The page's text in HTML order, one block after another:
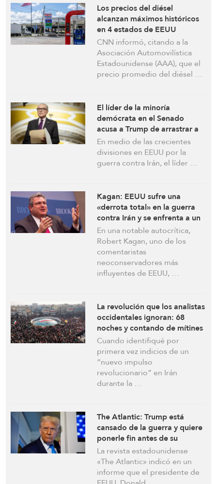
Los precios del diésel
alcanzan máximos históricos
en 4 estados de EEUU
CNN informó, citando a la
Asociación Automovilística
Estadounidense (AAA), que el
precio promedio del diésel …
El líder de la minoría
demócrata en el Senado
acusa a Trump de arrastrar a
EEUU a una guerra ilegal con
Irán
En medio de las crecientes
divisiones en EEUU por la
guerra contra Irán, el líder …
Kagan: EEUU sufre una
«derrota total» en la guerra
contra Irán y se enfrenta a un
colapso estratégico
irreversible
En una notable autocrítica,
Robert Kagan, uno de los
comentaristas
neoconservadores más
influyentes de EEUU, …
La revolución que los analistas
occidentales ignoran: 68
noches y contando de mítines
épicos en todo Irán
Cuando identifiqué por
primera vez indicios de un
“nuevo impulso
revolucionario” en Irán
durante la …
The Atlantic: Trump está
cansado de la guerra y quiere
ponerle fin antes de su
cumbre en China
La revista estadounidense
«The Atlantic» indicó en un
informe que el presidente de